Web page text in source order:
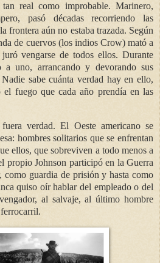
real como improbable. Marinero,
pasó décadas recorriendo las
frontera aún no estaba trazada. Según
de cuervos (los indios Crow) mató a
vengarse de todos ellos. Durante
uno, arrancando y devorando sus
sabe cuánta verdad hay en ello,
fuego que cada año prendía en las
verdad. El Oeste americano se
hombres solitarios que se enfrentan
ellos, que sobreviven a todo menos a
propio Johnson participó en la Guerra
guardia de prisión y hasta como
quiso oír hablar del empleado o del
al salvaje, al último hombre